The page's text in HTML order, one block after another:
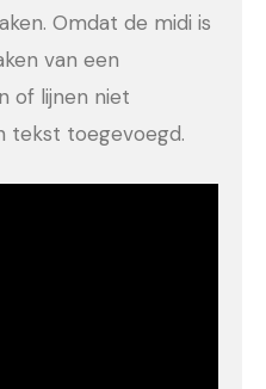
Omdat de midi is
van een
of lijnen niet
tekst toegevoegd.